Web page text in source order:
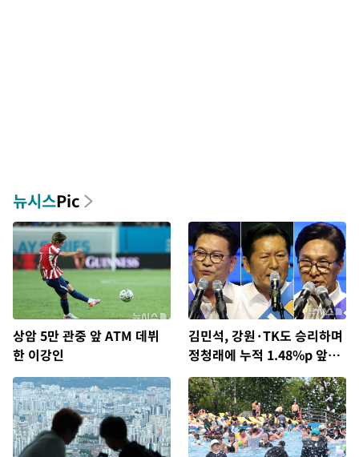
뉴시스Pic
상암 5만 관중 앞 ATM 데뷔
한 이강인
김민석, 강원·TK도 승리하며
정청래에 누적 1.48%p 앞
서…격차 벌리며 박빙 우세